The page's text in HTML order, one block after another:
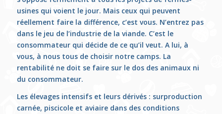
usines qui voient le jour. Mais ceux qui peuvent
réellement faire la différence, c’est vous. N’entrez pas
dans le jeu de l’industrie de la viande. C’est le
consommateur qui décide de ce qu’il veut. A lui, à
vous, à nous tous de choisir notre camps. La
rentabilité ne doit se faire sur le dos des animaux ni
du consommateur.
Les élevages intensifs et leurs dérivés : surproduction
carnée, piscicole et aviaire dans des conditions